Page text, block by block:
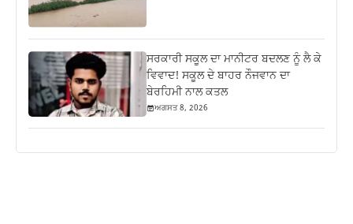
ਸਰਕਾਰੀ ਸਕੂਲ ਦਾ ਮਾਨੀਟਰ ਬਦਲਣ ਨੂੰ ਲੈ ਕੇ
ਵਿਵਾਦ! ਸਕੂਲ ਦੇ ਬਾਹਰ ਨੌਜਵਾਨ ਦਾ
ਬੇਰਹਿਮੀ ਨਾਲ ਕਤਲ
ਅਗਸਤ 8, 2026